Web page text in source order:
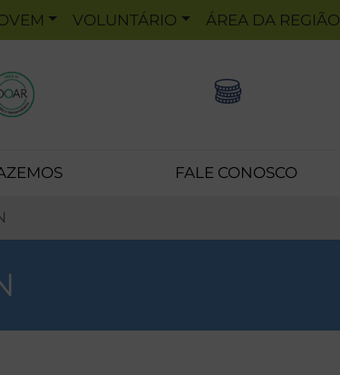
VOLUNTÁRIO ÁREA DA REGIÃO
FALE CONOSCO